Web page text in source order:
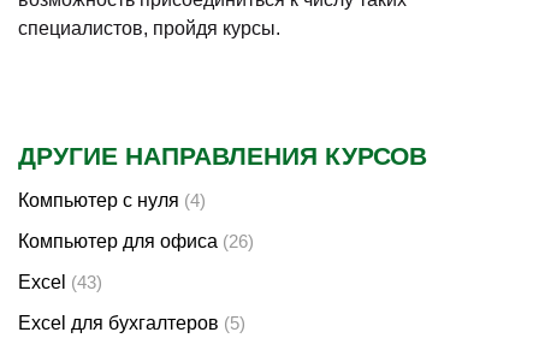
специалистов, пройдя курсы.
ДРУГИЕ НАПРАВЛЕНИЯ КУРСОВ
Компьютер с нуля (4)
Компьютер для офиса (26)
Excel (43)
Excel для бухгалтеров (5)